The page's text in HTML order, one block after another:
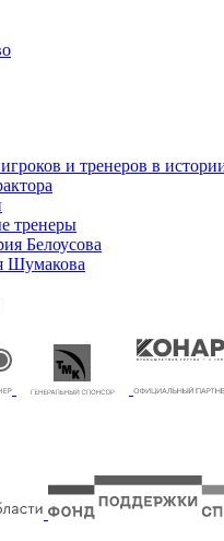
и тренеров в
тренеры
Белоусова
Шумакова